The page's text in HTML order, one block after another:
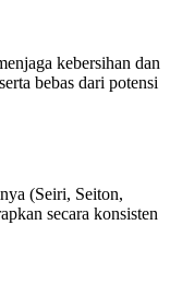
kebersihan dan
bebas dari potensi
(Seiri, Seiton,
secara konsisten